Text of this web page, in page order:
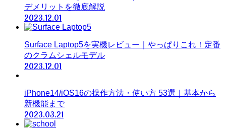
デメリットを徹底解説
2023.12.01
Surface Laptop5を実機レビュー｜やっぱりこれ！定番
のクラムシェルモデル
2023.12.01
iPhone14/iOS16の操作方法・使い方 53選｜基本から
新機能まで
2023.03.21